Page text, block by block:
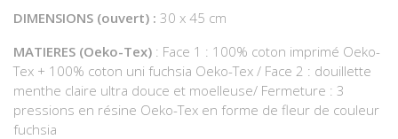
DIMENSIONS (ouvert) : 30 x 45 cm
MATIERES (Oeko-Tex) : Face 1 : 100% coton imprimé Oeko-
Tex + 100% coton uni fuchsia Oeko-Tex / Face 2 : douillette
menthe claire ultra douce et moelleuse/ Fermeture : 3
pressions en résine Oeko-Tex en forme de fleur de couleur
fuchsia